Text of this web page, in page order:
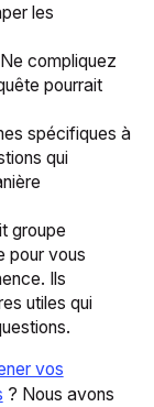
les
compliquez
pourrait
spécifiques à
qui
groupe
pour vous
Ils
utiles qui
vos
? Nous avons